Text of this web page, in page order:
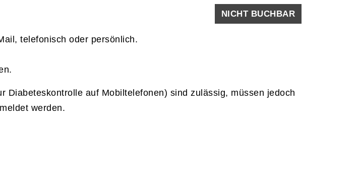
NICHT BUCHBAR
telefonisch oder persönlich.
Diabeteskontrolle auf Mobiltelefonen) sind zulässig, müssen jedoch
werden.